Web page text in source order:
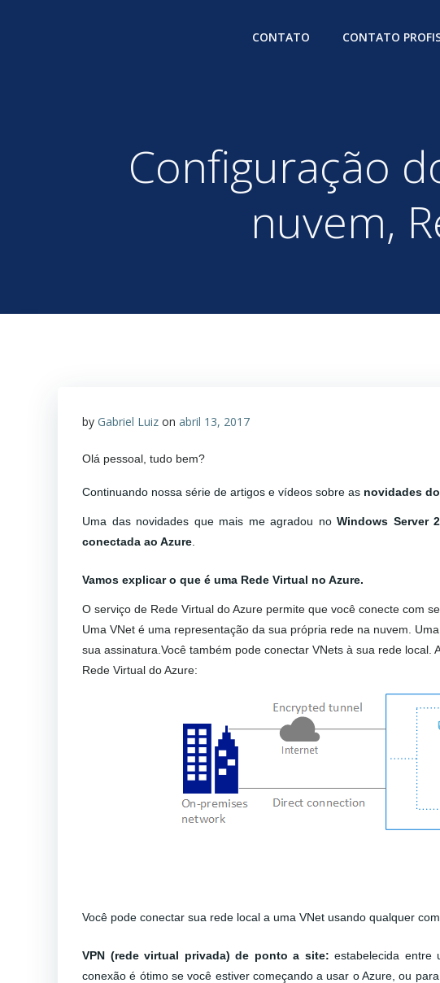
CONTATO CONTATO
Configuração
nuvem,
by Gabriel Luiz on abril 13, 2017
Olá pessoal, tudo bem?
Continuando nossa série de artigos e vídeos sobre as novidades
Uma das novidades que mais me agradou no Windows Server
conectada ao Azure
Vamos explicar o que é uma Rede Virtual no Azure.
O serviço de Rede Virtual do Azure permite que você conecte com
Uma VNet é uma representação da sua própria rede na nuvem.
sua assinatura.Você também pode conectar VNets à sua rede
Rede Virtual do Azure:
Você pode conectar sua rede local a uma VNet usando qualquer
VPN (rede virtual privada) de ponto a site: estabelecida
conexão é ótimo se você estiver começando a usar o Azure, ou